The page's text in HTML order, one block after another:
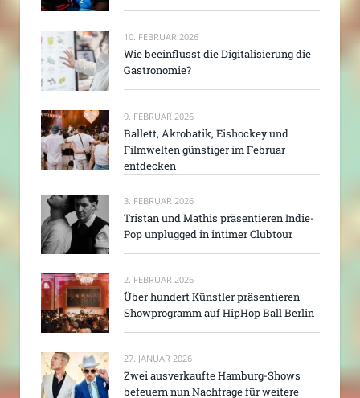
10. FEBRUAR 2026
Wie beeinflusst die Digitalisierung die
Gastronomie?
9. FEBRUAR 2026
Ballett, Akrobatik, Eishockey und
Filmwelten günstiger im Februar
entdecken
3. FEBRUAR 2026
Tristan und Mathis präsentieren Indie-
Pop unplugged in intimer Clubtour
2. FEBRUAR 2026
Über hundert Künstler präsentieren
Showprogramm auf HipHop Ball Berlin
27. JANUAR 2026
Zwei ausverkaufte Hamburg-Shows
befeuern nun Nachfrage für weitere